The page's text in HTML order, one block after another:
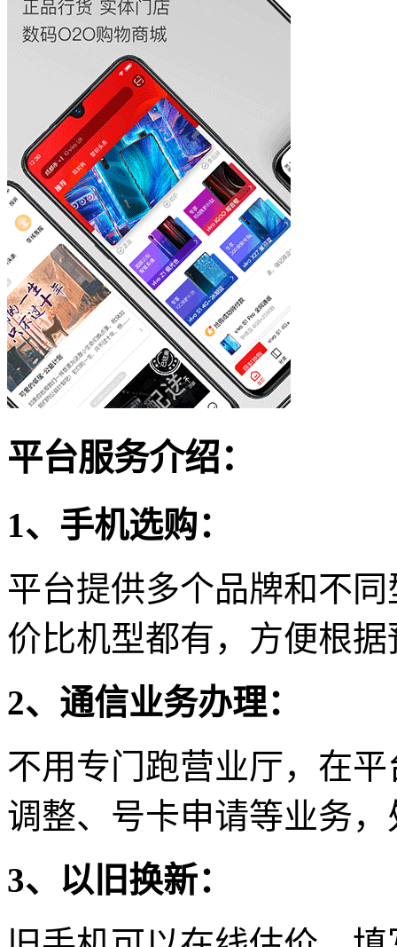
平台服务介绍：
1、手机选购：
平台提供多个品牌和不
价比机型都有，方便根
2、通信业务办理：
不用专门跑营业厅，在
调整、号卡申请等业务
3、以旧换新：